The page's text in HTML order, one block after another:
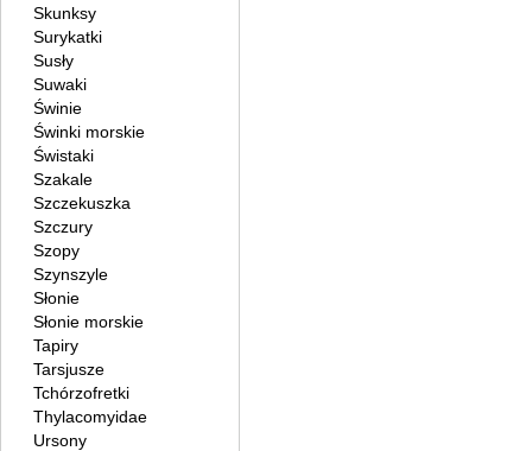
Skunksy
Surykatki
Susły
Suwaki
Świnie
Świnki morskie
Świstaki
Szakale
Szczekuszka
Szczury
Szopy
Szynszyle
Słonie
Słonie morskie
Tapiry
Tarsjusze
Tchórzofretki
Thylacomyidae
Ursony